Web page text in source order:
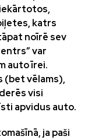
katrs
noīrē sev
var
auto īrei.
(bet vēlams),
visi
apvidus auto.
ja paši